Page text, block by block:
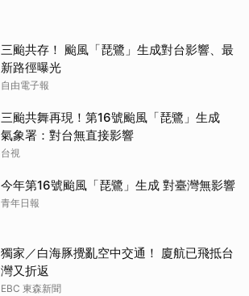
三颱共存！ 颱風「琵鷺」生成對台影響、最
新路徑曝光
自由電子報
三颱共舞再現！第16號颱風「琵鷺」生成
氣象署：對台無直接影響
台視
今年第16號颱風「琵鷺」生成 對臺灣無影響
青年日報
獨家／白海豚攪亂空中交通！ 廈航已飛抵台
灣又折返
EBC 東森新聞